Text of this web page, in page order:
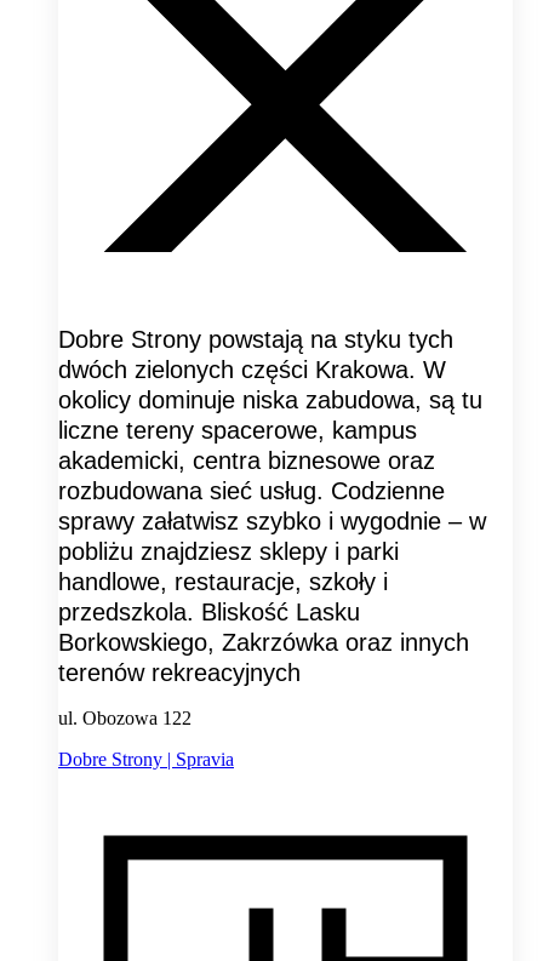
Dobre Strony powstają na styku tych
dwóch zielonych części Krakowa. W
okolicy dominuje niska zabudowa, są tu
liczne tereny spacerowe, kampus
akademicki, centra biznesowe oraz
rozbudowana sieć usług. Codzienne
sprawy załatwisz szybko i wygodnie – w
pobliżu znajdziesz sklepy i parki
handlowe, restauracje, szkoły i
przedszkola. Bliskość Lasku
Borkowskiego, Zakrzówka oraz innych
terenów rekreacyjnych
ul. Obozowa 122
Dobre Strony | Spravia